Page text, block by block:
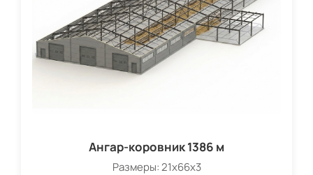
Ангар-коровник 1386 м
Размеры: 21х66х3